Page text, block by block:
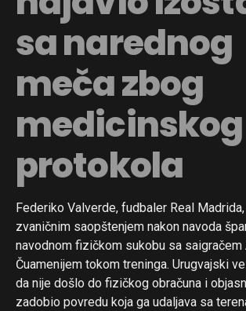
sa narednog
meča zbog
medicinskog
protokola
Federiko Valverde, fudbaler Real
zvaničnim saopštenjem nakon navoda
navodnom fizičkom sukobu sa saigračem
Čuamenijem tokom treninga. Urugvajski
da nije došlo do fizičkog obračuna i
zadobio povredu koja ga udaljava sa
Flipboard
Reddit
Pinterest